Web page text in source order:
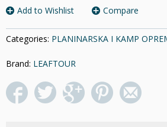
4/1
količina
Add to Wishlist Compare
Categories: PLANINARSKA I KAMP
Brand: LEAFTOUR